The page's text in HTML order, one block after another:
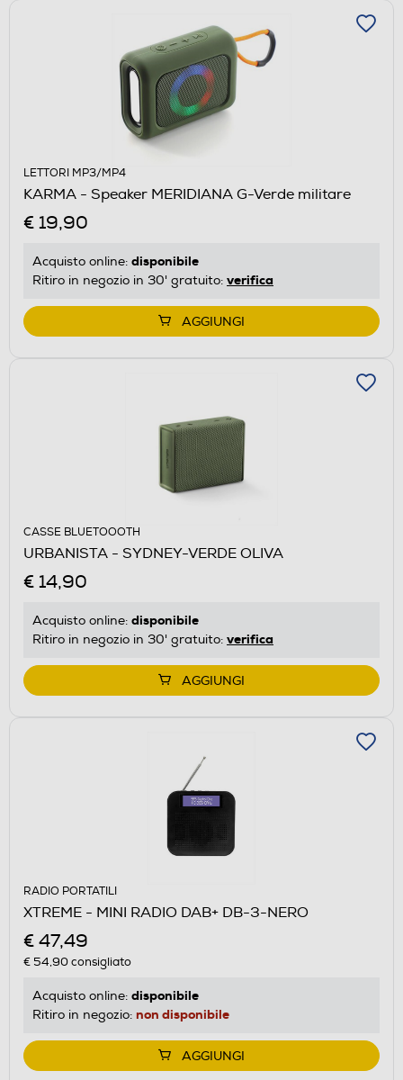
LETTORI MP3/MP4
KARMA - Speaker MERIDIANA G-Verde militare
€ 19,90
Acquisto online: disponibile
Ritiro in negozio in 30' gratuito: verifica
AGGIUNGI
CASSE BLUETOOOTH
URBANISTA - SYDNEY-VERDE OLIVA
€ 14,90
Acquisto online: disponibile
Ritiro in negozio in 30' gratuito: verifica
AGGIUNGI
RADIO PORTATILI
XTREME - MINI RADIO DAB+ DB-3-NERO
€ 47,49
€ 54,90consigliato
Acquisto online: disponibile
Ritiro in negozio: non disponibile
AGGIUNGI